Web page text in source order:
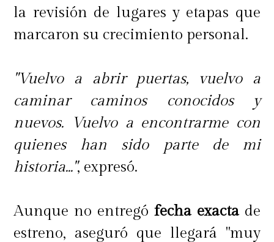
El piso es lava: Temporada 2
(3/6/2022)
Los obstáculos han cambiado, pero
no hay de qué preocuparse: el suelo
sigue rojo y candente. Lo nuevo en
esta temporada: ¡un volcán muy
resbaloso!
Iron Chef: La Leyenda de Hierro
la revisión de lugares y etapas que
marcaron su crecimiento personal.
"Vuelvo a abrir puertas, vuelvo a
caminar caminos conocidos y
nuevos. Vuelvo a encontrarme con
quienes han sido parte de mi
historia...", expresó.
Aunque no entregó fecha exactade
estreno, aseguró que llegará "muy